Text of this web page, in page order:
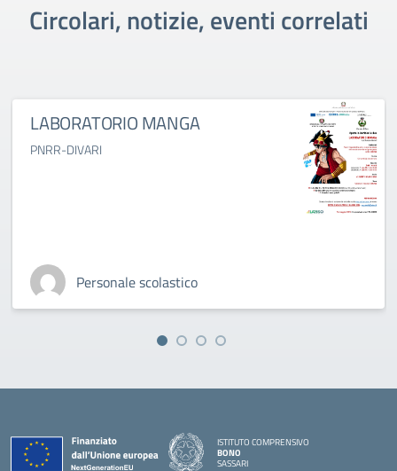
Circolari, notizie, eventi correlati
LABORATORIO MANGA
PNRR-DIVARI
Personale scolastico
ISTITUTO COMPRENSIVO
BONO
SASSARI